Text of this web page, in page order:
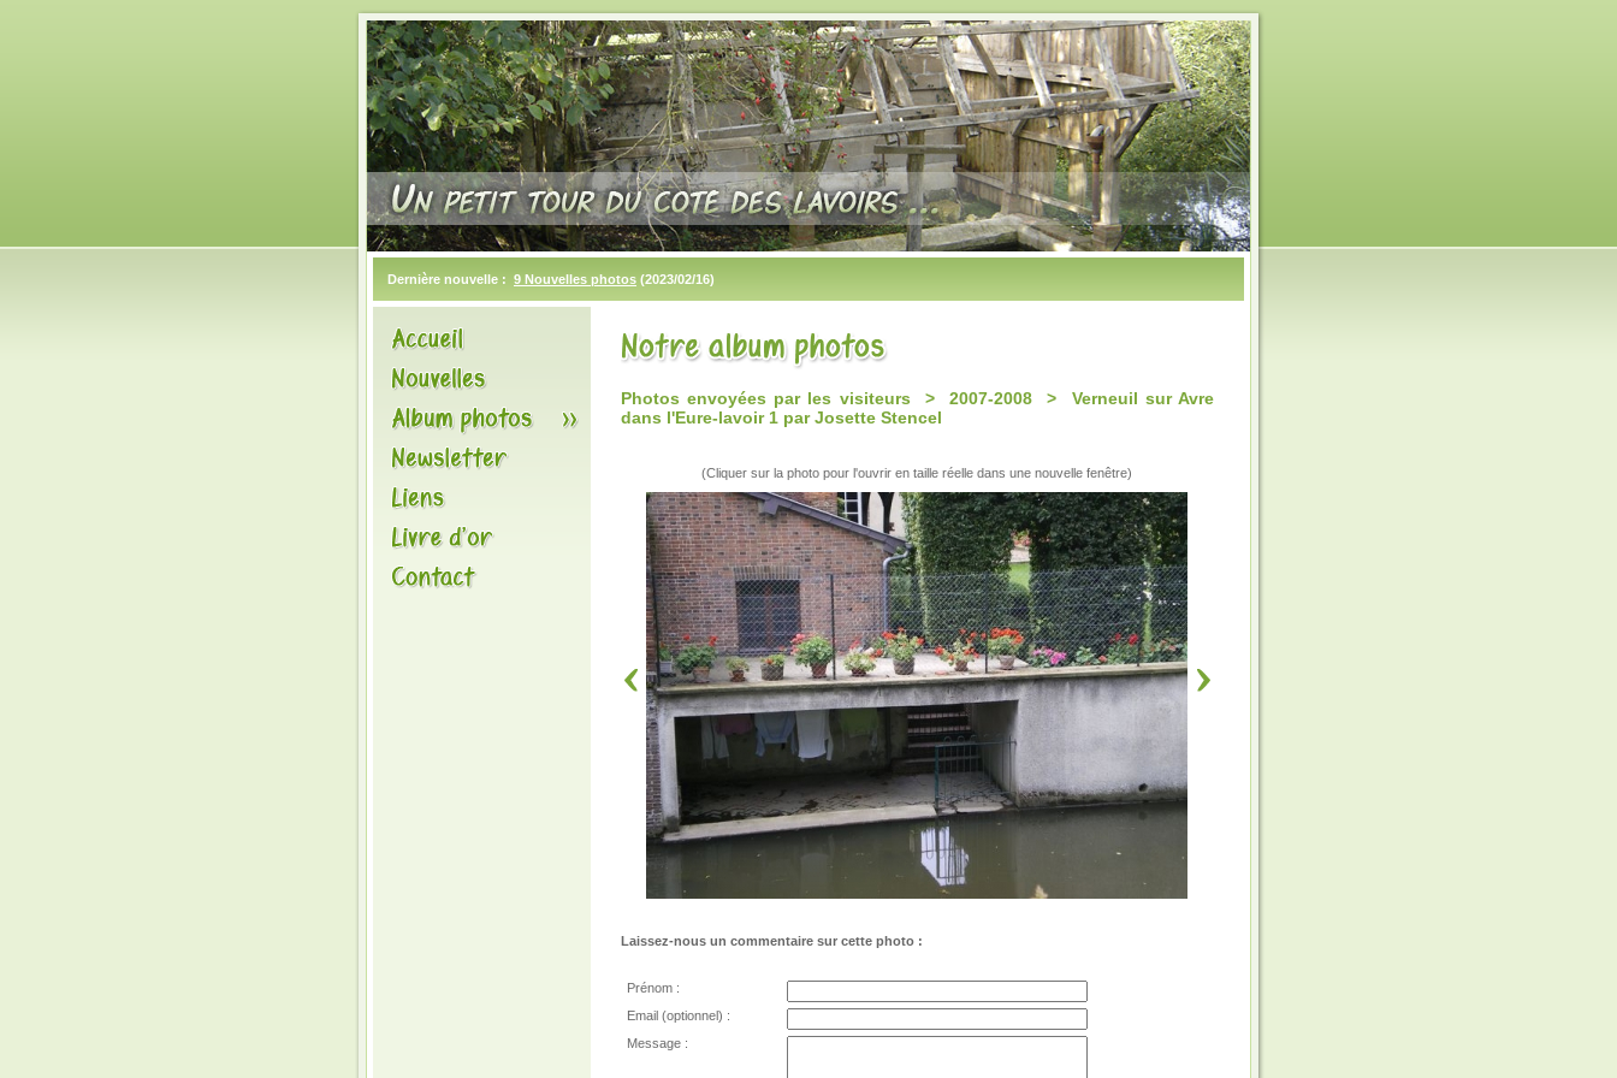
Dernière nouvelle : 9 Nouvelles photos (2023/02/16)
Photos envoyées par les visiteurs > 2007-2008 > Verneuil sur Avre
dans l'Eure-lavoir 1 par Josette Stencel
(Cliquer sur la photo pour l'ouvrir en taille réelle dans une nouvelle fenêtre)
Laissez-nous un commentaire sur cette photo :
Prénom :
Email (optionnel) :
Message :